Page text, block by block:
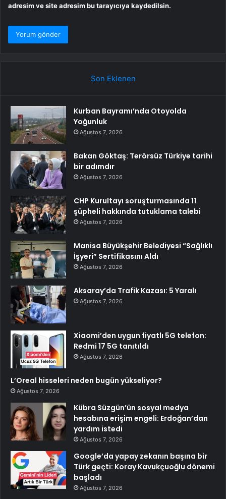
adresim ve site adresim bu tarayıcıya kaydedilsin.
Son Eklenen
Kurban Bayramı’nda Otoyolda
Yoğunluk
Ağustos 7, 2026
Bakan Göktaş: Terörsüz Türkiye tarihi
bir adımdır
Ağustos 7, 2026
CHP Kurultayı soruşturmasında 11
şüpheli hakkında tutuklama talebi
Ağustos 7, 2026
Manisa Büyükşehir Belediyesi “Sağlıklı
İşyeri” Sertifikasını Aldı
Ağustos 7, 2026
Aksaray’da Trafik Kazası: 5 Yaralı
Ağustos 7, 2026
Xiaomi’den uygun fiyatlı 5G telefon:
Redmi 17 5G tanıtıldı
Ağustos 7, 2026
L’Oreal hisseleri neden bugün yükseliyor?
Ağustos 7, 2026
Kübra Süzgün’ün sosyal medya
hesabına erişim engeli: Erdoğan’dan
yardım istedi
Ağustos 7, 2026
Google’da yapay zekanın başına bir
Türk geçti: Koray Kavukçuoğlu dönemi
başladı
Ağustos 7, 2026